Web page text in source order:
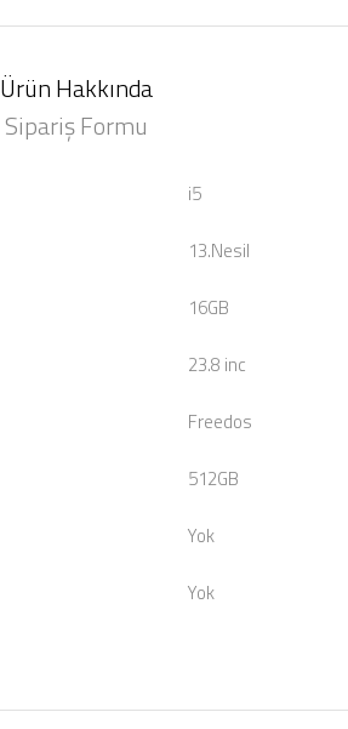
Ürün Hakkında
Sipariş Formu
i5
13.Nesil
16GB
23.8 inc
Freedos
512GB
Yok
Yok